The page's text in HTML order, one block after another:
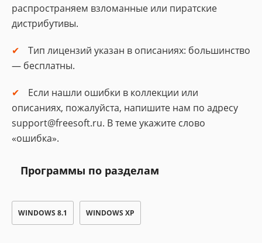
распространяем взломанные или пиратские
дистрибутивы.
Тип лицензий указан в описаниях: большинство
— бесплатны.
Если нашли ошибки в коллекции или
описаниях, пожалуйста, напишите нам по адресу
support@freesoft.ru. В теме укажите слово
«ошибка».
Программы по разделам
WINDOWS 8.1 WINDOWS XP